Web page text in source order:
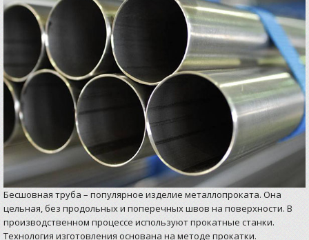
Статьи
Бесшовная труба – популярное изделие металлопроката. Она
цельная, без продольных и поперечных швов на поверхности. В
производственном процессе используют прокатные станки.
Технология изготовления основана на методе прокатки.